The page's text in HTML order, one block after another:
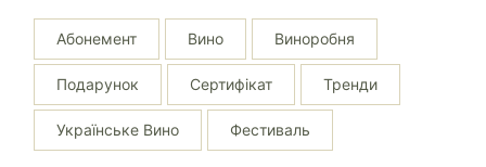
Абонемент Вино Виноробня
Подарунок Сертифікат Тренди
Українське Вино Фестиваль